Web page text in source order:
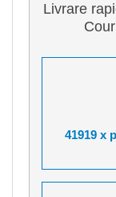
Livrare
41919 x